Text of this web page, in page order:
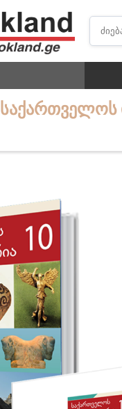
ᲡᲐᲥᲐᲠᲗᲕᲔᲚᲝᲡ